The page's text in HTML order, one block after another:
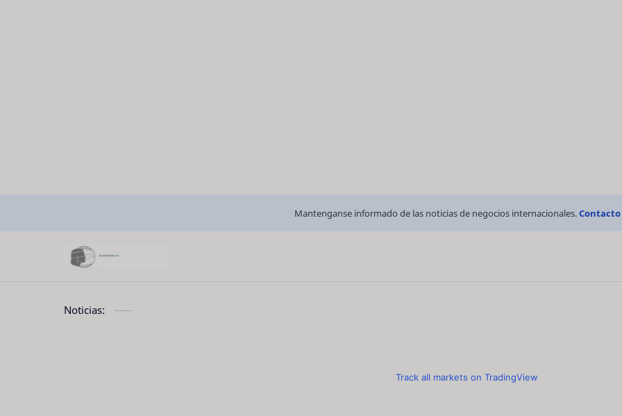
Mantenganse informado de las noticias de negocios internacionales.Contacto
Noticias:
Track all markets on TradingView